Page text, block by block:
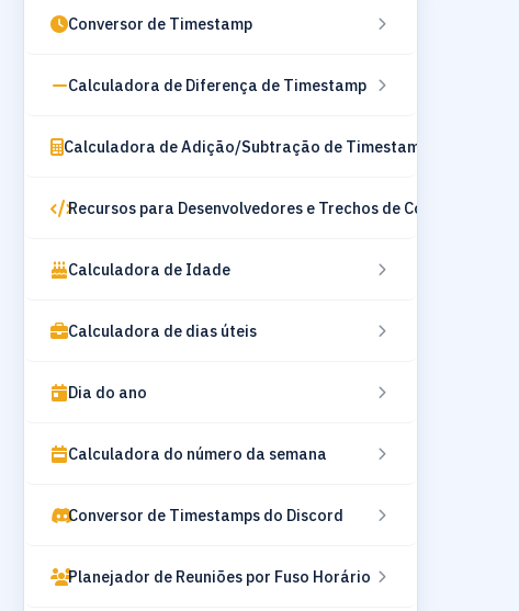
Conversor de Timestamp
Calculadora de Diferença de Timestamp
Calculadora de Adição/Subtração de Timestamp
Recursos para Desenvolvedores e Trechos de Código
Calculadora de Idade
Calculadora de dias úteis
Dia do ano
Calculadora do número da semana
Conversor de Timestamps do Discord
Planejador de Reuniões por Fuso Horário